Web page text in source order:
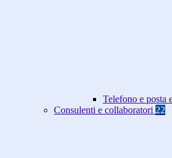
Telefono e posta
Consulenti e collaboratori 22